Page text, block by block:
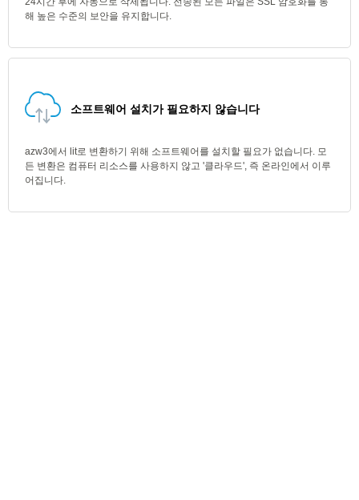
해 높은 수준의 보안을 유지합니다.
소프트웨어 설치가 필요하지 않습니다
azw3에서 lit로 변환하기 위해 소프트웨어를 설치할 필요가 없습니다. 모
든 변환은 컴퓨터 리소스를 사용하지 않고 '클라우드', 즉 온라인에서 이루
어집니다.